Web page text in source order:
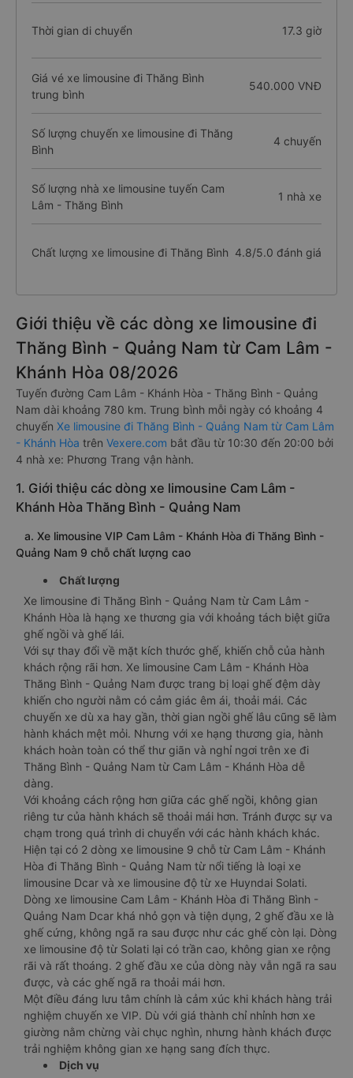
Thời gian di chuyển 17.3 giờ
Giá vé xe limousine đi Thăng Bình
trung bình
540.000 VNĐ
Số lượng chuyến xe limousine đi Thăng
Bình
4 chuyến
Số lượng nhà xe limousine tuyến Cam
Lâm - Thăng Bình
1 nhà xe
Chất lượng xe limousine đi Thăng Bình 4.8/5.0 đánh giá
Giới thiệu về các dòng xe limousine đi
Thăng Bình - Quảng Nam từ Cam Lâm -
Khánh Hòa 08/2026
Tuyến đường Cam Lâm - Khánh Hòa - Thăng Bình - Quảng
Nam dài khoảng 780 km. Trung bình mỗi ngày có khoảng 4
chuyến Xe limousine đi Thăng Bình - Quảng Nam từ Cam Lâm
- Khánh Hòa trên Vexere.com bắt đầu từ 10:30 đến 20:00 bởi
4 nhà xe: Phương Trang vận hành.
1. Giới thiệu các dòng xe limousine Cam Lâm -
Khánh Hòa Thăng Bình - Quảng Nam
a. Xe limousine VIP Cam Lâm - Khánh Hòa đi Thăng Bình -
Quảng Nam 9 chỗ chất lượng cao
Chất lượng
Xe limousine đi Thăng Bình - Quảng Nam từ Cam Lâm -
Khánh Hòa là hạng xe thương gia với khoảng tách biệt giữa
ghế ngồi và ghế lái.
Với sự thay đổi về mặt kích thước ghế, khiến chỗ của hành
khách rộng rãi hơn. Xe limousine Cam Lâm - Khánh Hòa
Thăng Bình - Quảng Nam được trang bị loại ghế đệm dày
khiến cho người nằm có cảm giác êm ái, thoải mái. Các
chuyến xe dù xa hay gần, thời gian ngồi ghế lâu cũng sẽ làm
hành khách mệt mỏi. Nhưng với xe hạng thương gia, hành
khách hoàn toàn có thể thư giãn và nghỉ ngơi trên xe đi
Thăng Bình - Quảng Nam từ Cam Lâm - Khánh Hòa dễ
dàng.
Với khoảng cách rộng hơn giữa các ghế ngồi, không gian
riêng tư của hành khách sẽ thoải mái hơn. Tránh được sự va
chạm trong quá trình di chuyển với các hành khách khác.
Hiện tại có 2 dòng xe limousine 9 chỗ từ Cam Lâm - Khánh
Hòa đi Thăng Bình - Quảng Nam từ nổi tiếng là loại xe
limousine Dcar và xe limousine độ từ xe Huyndai Solati.
Dòng xe limousine Cam Lâm - Khánh Hòa đi Thăng Bình -
Quảng Nam Dcar khá nhỏ gọn và tiện dụng, 2 ghế đầu xe là
ghế cứng, không ngã ra sau được như các ghế còn lại. Dòng
xe limousine độ từ Solati lại có trần cao, không gian xe rộng
rãi và rất thoáng. 2 ghế đầu xe của dòng này vẫn ngã ra sau
được, và các ghế ngã ra thoải mái hơn.
Một điều đáng lưu tâm chính là cảm xúc khi khách hàng trải
nghiệm chuyến xe VIP. Dù với giá thành chỉ nhỉnh hơn xe
giường nằm chừng vài chục nghìn, nhưng hành khách được
trải nghiệm không gian xe hạng sang đích thực.
Dịch vụ